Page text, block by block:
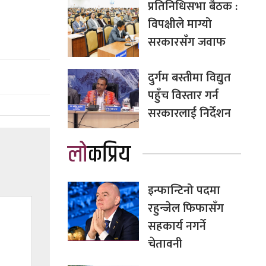
प्रतिनिधिसभा बैठक :
विपक्षीले माग्यो
सरकारसँग जवाफ
दुर्गम बस्तीमा विद्युत
पहुँच विस्तार गर्न
सरकारलाई निर्देशन
लोकप्रिय
इन्फान्टिनो पदमा
रहुन्जेल फिफासँग
सहकार्य नगर्ने
चेतावनी